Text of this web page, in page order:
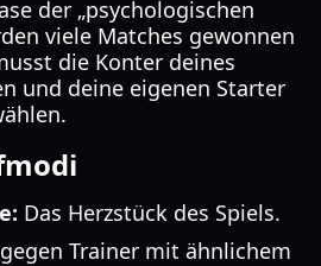
der „psychologischen
viele Matches gewonnen
die Konter deines
und deine eigenen Starter
Das Herzstück des Spiels.
Trainer mit ähnlichem